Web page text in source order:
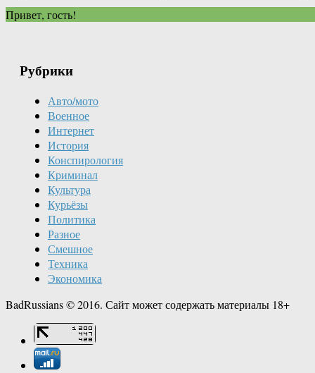
Привет, гость!
Рубрики
Авто/мото
Военное
Интернет
История
Конспирология
Криминал
Культура
Курьёзы
Политика
Разное
Смешное
Техника
Экономика
BadRussians © 2016. Сайт может содержать материалы 18+